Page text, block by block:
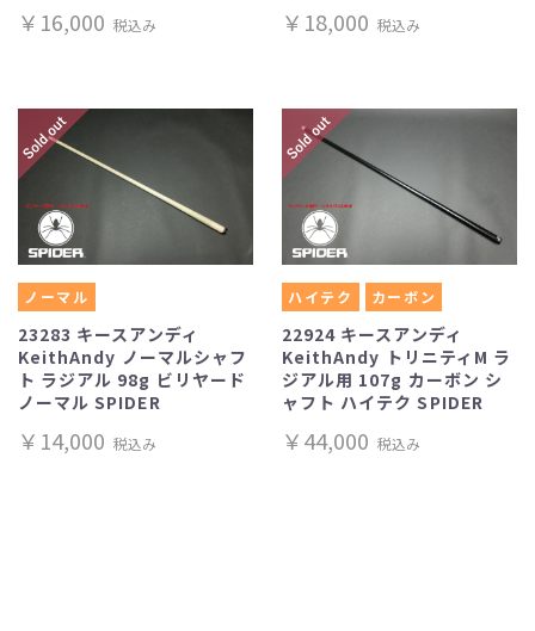
￥16,000 税込み ￥18,000 税込み
ノーマル
23283 キースアンディ
KeithAndy ノーマルシャフ
ト ラジアル 98g ビリヤード
ノーマル SPIDER
￥14,000 税込み
ハイテク カーボン
22924 キースアンディ
KeithAndy トリニティM ラ
ジアル用 107g カーボン シ
ャフト ハイテク SPIDER
￥44,000 税込み